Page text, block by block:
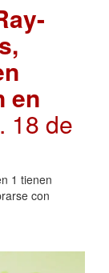
en
. 18 de
1 tienen
con